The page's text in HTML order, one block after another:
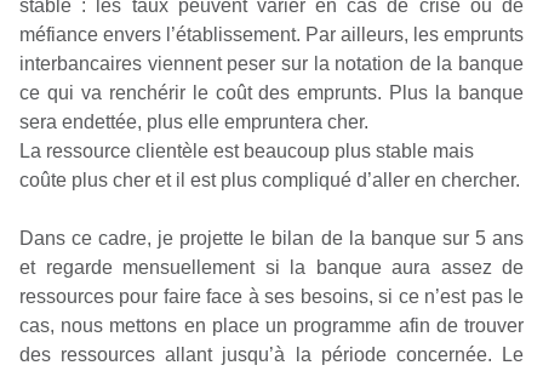
stable : les taux peuvent varier en cas de crise ou de
méfiance envers l’établissement. Par ailleurs, les emprunts
interbancaires viennent peser sur la notation de la banque
ce qui va renchérir le coût des emprunts. Plus la banque
sera endettée, plus elle empruntera cher.
La ressource clientèle est beaucoup plus stable mais
coûte plus cher et il est plus compliqué d’aller en chercher.
Dans ce cadre, je projette le bilan de la banque sur 5 ans
et regarde mensuellement si la banque aura assez de
ressources pour faire face à ses besoins, si ce n’est pas le
cas, nous mettons en place un programme afin de trouver
des ressources allant jusqu’à la période concernée. Le